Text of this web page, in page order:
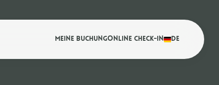
Meine BuchungOnline Check-in DE